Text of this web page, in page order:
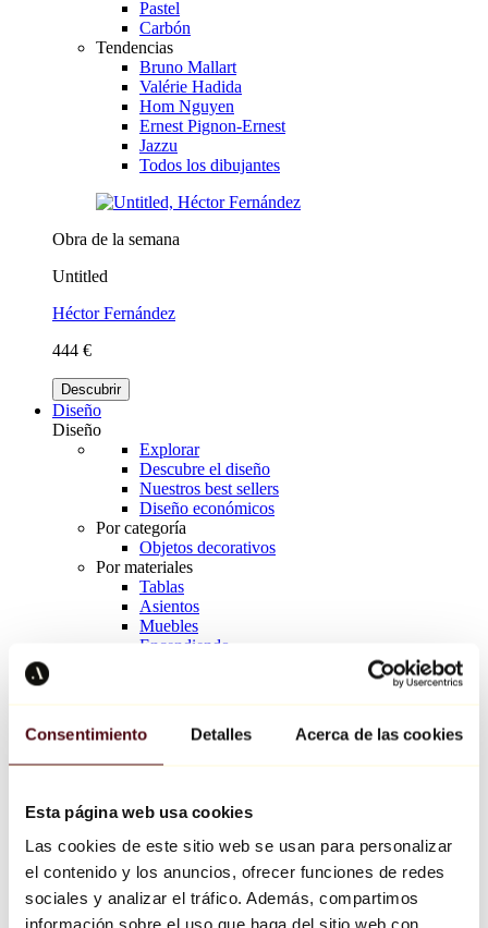
Consentimiento Detalles Acerca de las cookies
Esta página web usa cookies
Las cookies de este sitio web se usan para personalizar
el contenido y los anuncios, ofrecer funciones de redes
sociales y analizar el tráfico. Además, compartimos
información sobre el uso que haga del sitio web con
Pastel
Carbón
Tendencias
Bruno Mallart
Valérie Hadida
Hom Nguyen
Ernest Pignon-Ernest
Jazzu
Todos los dibujantes
Obra de la semana
Untitled
Héctor Fernández
444 €
Descubrir
Diseño
Diseño
Explorar
Descubre el diseño
Nuestros best sellers
Diseño económicos
Por categoría
Objetos decorativos
Por materiales
Tablas
Asientos
Muebles
Encendiendo
Richard Orlinski
Keith Haring
Jeff Koons
Jean-Michel Basquiat
Todos los diseñadores
Obra de la semana